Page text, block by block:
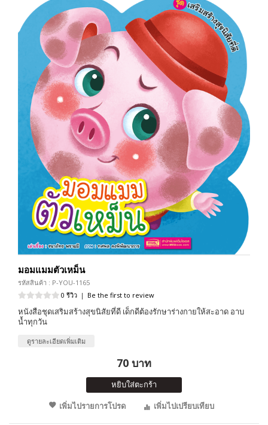
มอมแมมตัวเหม็น
รหัสสินค้า : P-YOU-1165
0 รีวิว | Be the first to review
หนังสือชุดเสริมสร้างสุขนิสัยที่ดี เด็กดีต้องรักษาร่างกายให้สะอาด อาบ
น้ำทุกวัน
ดูรายละเอียดเพิ่มเติม
70 บาท
หยิบใส่ตะกร้า
เพิ่มไปรายการโปรด
เพิ่มไปเปรียบเทียบ